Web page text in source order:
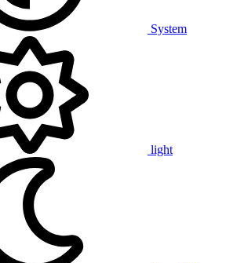
System
light